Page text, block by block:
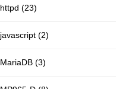
httpd (23)
javascript (2)
MariaDB (3)